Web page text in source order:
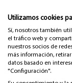
Utilizamos cookies
Sí, nosotros también
el tráfico web y
nuestros socios de
más información,
datos basado en
"Configuración".